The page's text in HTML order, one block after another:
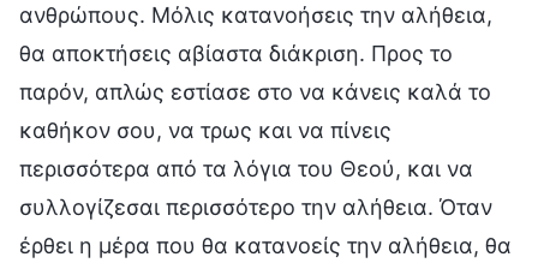
ανθρώπους. Μόλις κατανοήσεις την αλήθεια,
θα αποκτήσεις αβίαστα διάκριση. Προς το
παρόν, απλώς εστίασε στο να κάνεις καλά το
καθήκον σου, να τρως και να πίνεις
περισσότερα από τα λόγια του Θεού, και να
συλλογίζεσαι περισσότερο την αλήθεια. Όταν
έρθει η μέρα που θα κατανοείς την αλήθεια, θα